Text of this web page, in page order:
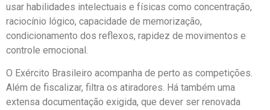
usar habilidades intelectuais e físicas como concentração,
raciocínio lógico, capacidade de memorização,
condicionamento dos reflexos, rapidez de movimentos e
controle emocional.
O Exército Brasileiro acompanha de perto as competições.
Além de fiscalizar, filtra os atiradores. Há também uma
extensa documentação exigida, que dever ser renovada